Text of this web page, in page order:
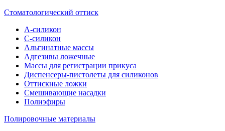
Стоматологический оттиск
А-силикон
C-силикон
Альгинатные массы
Адгезивы ложечные
Массы для регистрации прикуса
Диспенсеры-пистолеты для силиконов
Оттискные ложки
Смешивающие насадки
Полиэфиры
Полировочные материалы